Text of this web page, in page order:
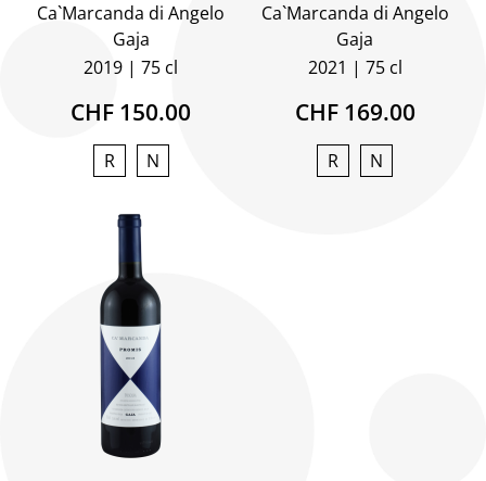
Ca`Marcanda di Angelo
Gaja
2019
75 cl
CHF 150.00
R N
Ca`Marcanda di Angelo
Gaja
2021
75 cl
CHF 169.00
R N